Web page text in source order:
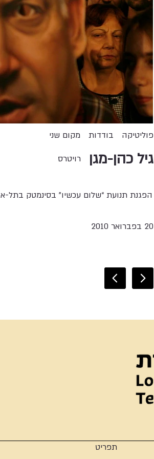
מקום שני בודדות פוליטיקה
גיל כהן-מגן רויטרס
הפגנת תנועת “שלום עכשיו” בסינמטק
20 בפברואר 2010
תפריט